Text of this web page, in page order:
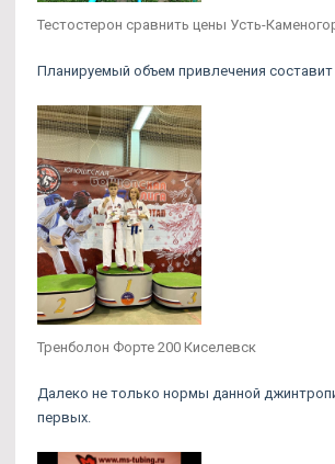
Тестостерон сравнить цены Усть-
Планируемый объем привлечения составит
Тренболон Форте 200 Киселевск
Далеко не только нормы данной
первых.